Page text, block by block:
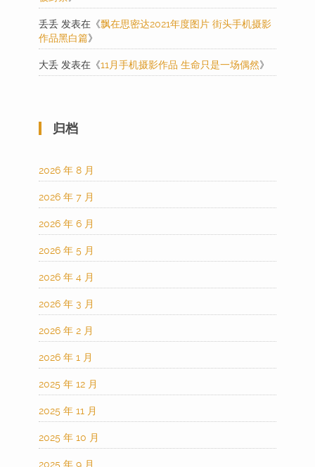
丢丢 发表在《飘在思密达2021年度图片 街头手机摄影
作品黑白篇》
大丢 发表在《11月手机摄影作品 生命只是一场偶然》
归档
2026 年 8 月
2026 年 7 月
2026 年 6 月
2026 年 5 月
2026 年 4 月
2026 年 3 月
2026 年 2 月
2026 年 1 月
2025 年 12 月
2025 年 11 月
2025 年 10 月
2025 年 9 月